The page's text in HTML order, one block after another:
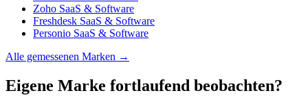
Zoho SaaS & Software
Freshdesk SaaS & Software
Personio SaaS & Software
Alle gemessenen Marken →
Eigene Marke fortlaufend beobachten?